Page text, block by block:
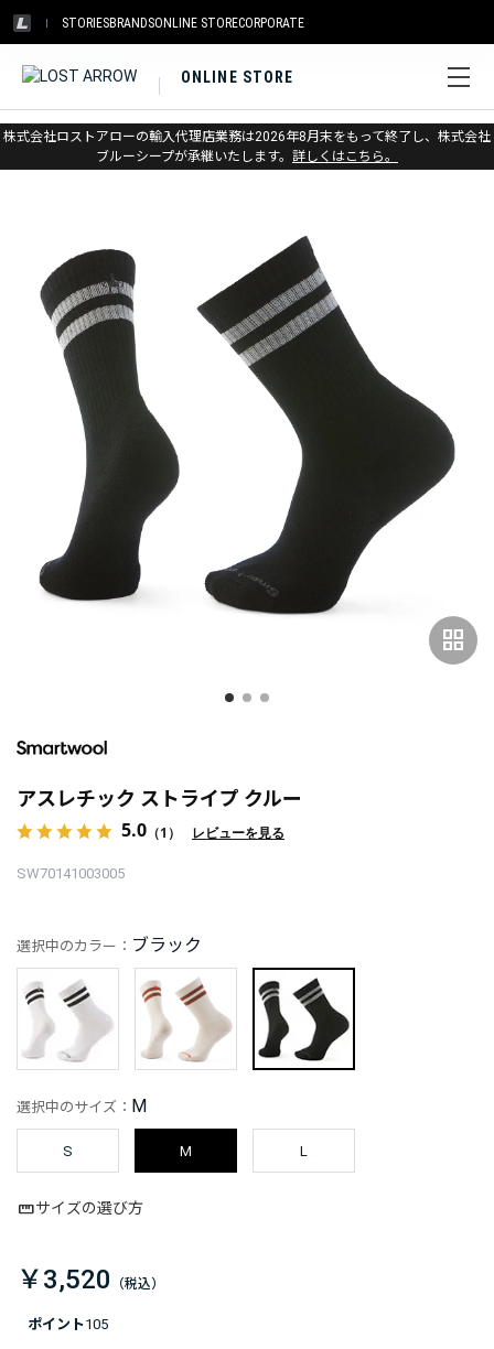
STORIESBRANDSONLINE STORECORPORATE
ONLINE STORE
株式会社ロストアローの輸入代理店業務は2026年8月末をもって終了し、株式会社
ブルーシープが承継いたします。 詳しくはこちら。
ホーム > スマートウール > ソックス > ライフスタイル
grid_view
アスレチック ストライプ クルー
5.0 （1） レビューを見る
SW70141003005
ポイント105
選択中のカラー： ブラック
選択中のサイズ： M
S M L
サイズの選び方
￥3,520